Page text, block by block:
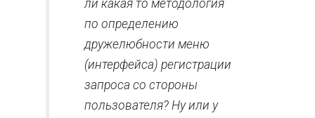
ли какая то методология
по определению
дружелюбности меню
(интерфейса) регистрации
запроса со стороны
пользователя? Ну или у